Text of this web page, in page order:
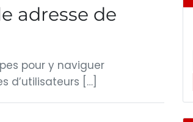
adresse de
pour y naviguer
d’utilisateurs […]